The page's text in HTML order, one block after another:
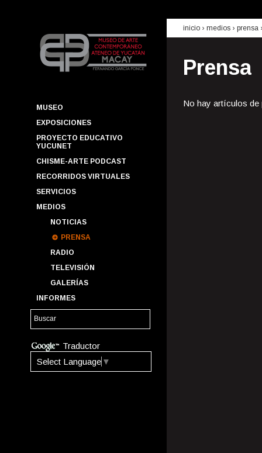
MUSEO
EXPOSICIONES
PROYECTO EDUCATIVO
YUCUNET
CHISME-ARTE PODCAST
RECORRIDOS VIRTUALES
SERVICIOS
MEDIOS
NOTICIAS
PRENSA
RADIO
TELEVISIÓN
GALERÍAS
INFORMES
Traductor
Select Language ▼
inicio › medios › prensa
Prensa
No hay artículos de